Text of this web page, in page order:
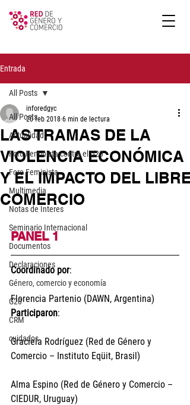
Entrada
All Posts
Actualidad
Foro Feminista contra el G20
Foro Feminista
Multimedia
Notas de Interes
Seminario Internacional
Documentos
Declaraciones
Género, comercio y economía
G20
CRM
cuidados
All Posts
LAS TRAMAS DE LA
VIOLENCIA ECONÓMICA
Y EL IMPACTO DEL LIBRE
COMERCIO
inforedgyc
20 feb 2018 6 min de lectura
PANEL 1
Coordinado por:
Florencia Partenio (DAWN, Argentina)
Participaron:
Graciela Rodríguez (Red de Género y
Comercio – Instituto Eqüit, Brasil)
Alma Espino (Red de Género y Comercio –
CIEDUR, Uruguay)